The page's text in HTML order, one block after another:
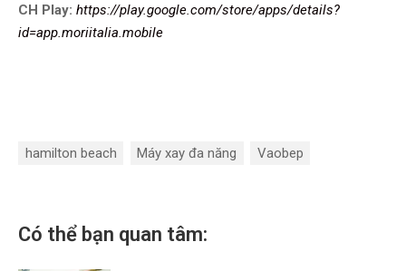
CH Play: https://play.google.com/store/apps/details?
id=app.moriitalia.mobile
hamilton beach Máy xay đa năng Vaobep
Có thể bạn quan tâm: